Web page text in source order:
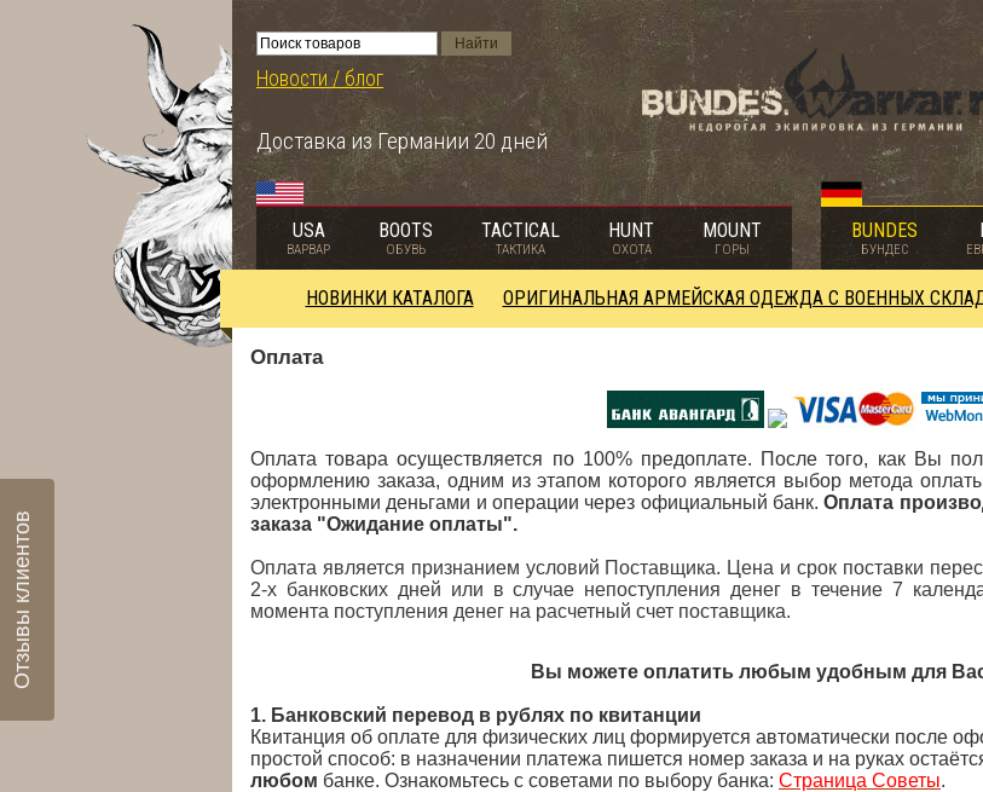
Новости / блог
Доставка из Германии 20 дней
USA
ВАРВАР
BOOTS
ОБУВЬ
TACTICAL
ТАКТИКА
HUNT
ОХОТА
MOUNT
ГОРЫ
BUNDES
БУНДЕС
НОВИНКИ КАТАЛОГА ОРИГИНАЛЬНАЯ АРМЕЙСКАЯ ОДЕЖДА С ВОЕННЫХ
Оплата
Оплата товара осуществляется по 100% предоплате. После того, как Вы
оформлению заказа, одним из этапом которого является выбор метода
электронными деньгами и операции через официальный банк.Оплата
заказа "Ожидание оплаты".
Оплата является признанием условий Поставщика. Цена и срок поставки
2-х банковских дней или в случае непоступления денег в течение 7
момента поступления денег на расчетный счет поставщика.
Вы можете оплатить любым удобным для
1. Банковский перевод в рублях по квитанции
Квитанция об оплате для физических лиц формируется автоматически после
простой способ: в назначении платежа пишется номер заказа и на руках
любом банке. Ознакомьтесь с советами по выбору банка: Страница Советы.
Отзывы клиентов